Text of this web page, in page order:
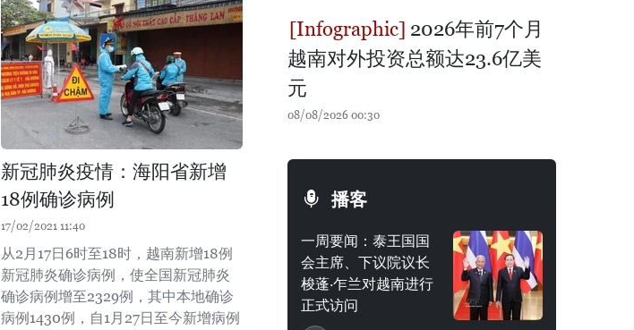
新冠肺炎疫情：海阳省新增
18例确诊病例
17/02/2021 11:40
从2月17日6时至18时，越南新增18例
新冠肺炎确诊病例，使全国新冠肺炎
确诊病例增至2329例，其中本地确诊
病例1430例，自1月27日至今新增病例
2026年前7个月
越南对外投资总额达23.6亿美
元
08/08/2026 00:30
播客
一周要闻：泰王国国
会主席、下议院议长
梭蓬·乍兰对越南进行
正式访问